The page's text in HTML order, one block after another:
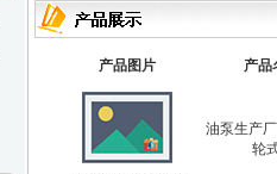
产品图片 产品
油泵生产
轮